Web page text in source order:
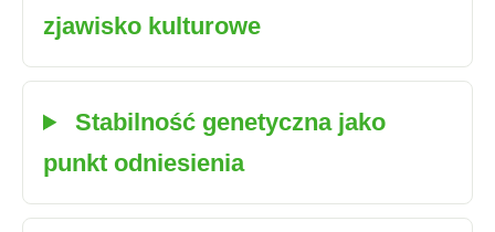
zjawisko kulturowe
Stabilność genetyczna jako
punkt odniesienia